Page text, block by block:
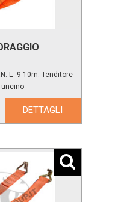
L=9-10m. Tenditore
uncino
DETTAGLI